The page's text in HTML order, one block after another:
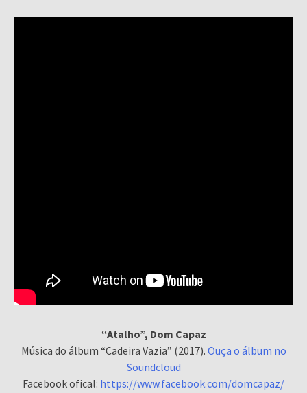
“Atalho”, Dom Capaz
Música do álbum “Cadeira Vazia” (2017). Ouça o álbum no
Soundcloud
Facebook ofical: https://www.facebook.com/domcapaz/